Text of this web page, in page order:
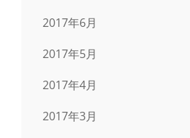
2017年6月
2017年5月
2017年4月
2017年3月